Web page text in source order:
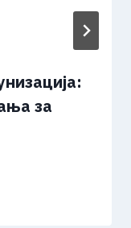
за